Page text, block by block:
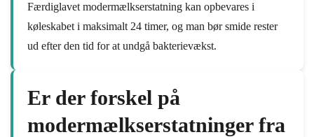
Færdiglavet modermælkserstatning kan opbevares i
køleskabet i maksimalt 24 timer, og man bør smide rester
ud efter den tid for at undgå bakterievækst.
Er der forskel på
modermælkserstatninger fra